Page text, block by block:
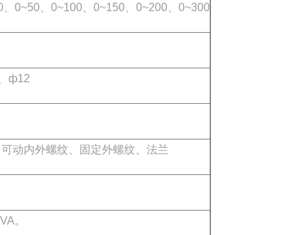
、0~50、0~100、0~150、0~200、0~300
ф12
动内外螺纹、固定外螺纹、法兰
。